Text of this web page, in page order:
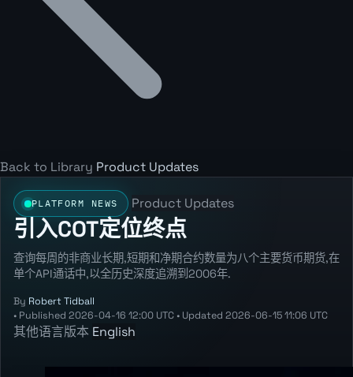
Back to Library Product Updates
PLATFORM NEWS Product Updates
引入COT定位终点
查询每周的非商业长期,短期和净期合约数量为八个主要货币期货,在
单个API通话中,以全历史深度追溯到2006年.
By Robert Tidball
• Published 2026-04-16 12:00 UTC • Updated 2026-06-15 11:06 UTC
其他语言版本 English